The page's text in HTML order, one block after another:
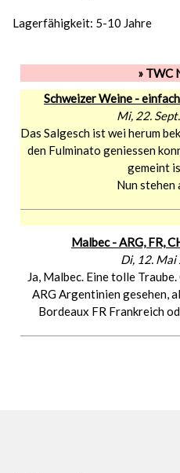
Lagerfähigkeit: 5-10 Jahre
» TWC
Schweizer Weine -
Mi, 22.
Das Salgesch ist wei herum
den Fulminato geniessen
gemeint
Nun stehen
Malbec - ARG, FR,
Di, 12. Mai
Ja, Malbec. Eine tolle
ARG Argentinien gesehen,
Bordeaux FR Frankreich